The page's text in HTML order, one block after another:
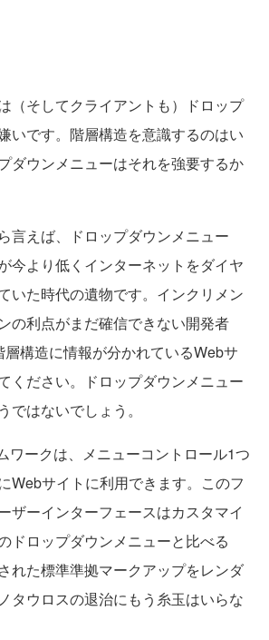
（そしてクライアントも）ドロップ
いです。階層構造を意識するのはい
ダウンメニューはそれを強要するか
言えば、ドロップダウンメニュー
今より低くインターネットをダイヤ
いた時代の遺物です。インクリメン
の利点がまだ確信できない開発者
構造に情報が分かれているWebサ
ください。ドロップダウンメニュー
ではないでしょう。
ワークは、メニューコントロール1つ
Webサイトに利用できます。このフ
ザーインターフェースはカスタマイ
ドロップダウンメニューと比べる
れた標準準拠マークアップをレンダ
タウロスの退治にもう糸玉はいらな